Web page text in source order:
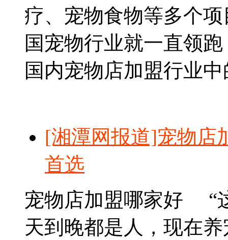
疗、宠物食物等多个
国宠物行业就一直领
国内宠物店加盟行业
[湘潭网报道]宠物店
首选
宠物店加盟哪家好 “
天到晚都是人，现在